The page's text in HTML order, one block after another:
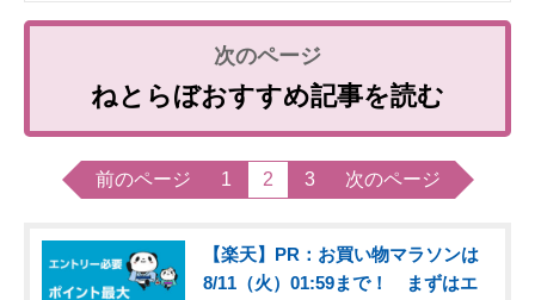
ねとらぼおすすめ記事を読む
前のページ 1 2 3 次のページ
【楽天】PR：お買い物マラソンは
8/11（火）01:59まで！ まずはエ